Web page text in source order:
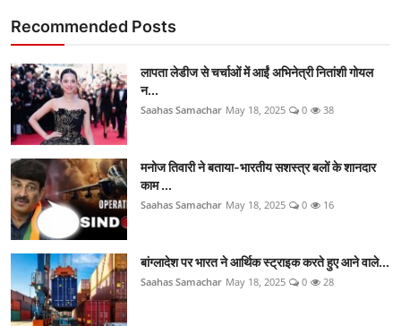
Recommended Posts
लापता लेडीज से चर्चाओं में आईं अभिनेत्री नितांशी गोयल
न...
Saahas Samachar May 18, 2025 0 38
मनोज तिवारी ने बताया-भारतीय सशस्त्र बलों के शानदार
काम ...
Saahas Samachar May 18, 2025 0 16
बांग्लादेश पर भारत ने आर्थिक स्ट्राइक करते हुए आने वाले...
Saahas Samachar May 18, 2025 0 28